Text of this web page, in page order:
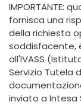
IMPORTANTE:
fornisca una
della richiesta
soddisfacente,
all'IVASS
Servizio Tutela
inviato a Intesa